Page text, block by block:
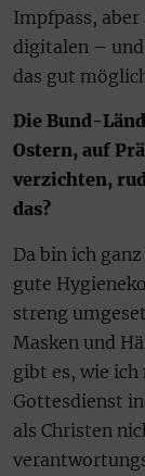
Impfpass, aber
digitalen –
das gut
Die Bund-
Ostern, auf
verzichten,
das?
Da bin ich
gute
streng
Masken und
gibt es, wie ich
Gottesdienst
als Christen